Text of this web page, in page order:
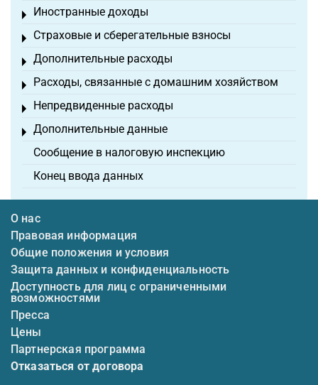
Иностранные доходы
Toggle menu
Страховые и сберегательные взносы
Toggle menu
Дополнительные расходы
Toggle menu
Расходы, связанные с домашним хозяйством
Toggle menu
Непредвиденные расходы
Toggle menu
Дополнительные данные
Toggle menu
Сообщение в налоговую инспекцию
Конец ввода данных
О нас
Правовая информация
Общие положения и условия
Защита данных и конфиденциальность
Доступность для лиц с ограниченными
возможностями
Пресса
Цены
Партнерская программа
Отказаться от договора